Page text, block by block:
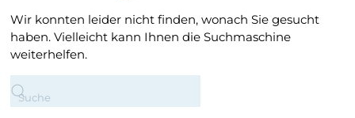
Wir konnten leider nicht finden, wonach Sie gesucht
haben. Vielleicht kann Ihnen die Suchmaschine
weiterhelfen.